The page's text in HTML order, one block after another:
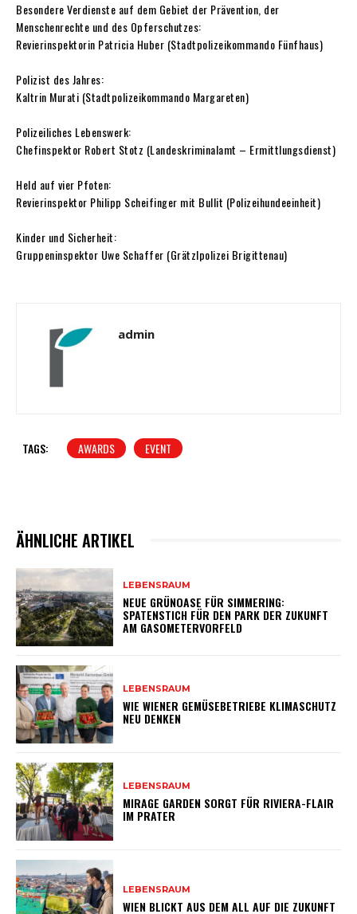
Besondere Verdienste auf dem Gebiet der Prävention, der
Menschenrechte und des Opferschutzes:
Revierinspektorin Patricia Huber (Stadtpolizeikommando Fünfhaus)
Polizist des Jahres:
Kaltrin Murati (Stadtpolizeikommando Margareten)
Polizeiliches Lebenswerk:
Chefinspektor Robert Stotz (Landeskriminalamt – Ermittlungsdienst)
Held auf vier Pfoten:
Revierinspektor Philipp Scheifinger mit Bullit (Polizeihundeeinheit)
Kinder und Sicherheit:
Gruppeninspektor Uwe Schaffer (Grätzlpolizei Brigittenau)
admin
TAGS: AWARDS EVENT
ÄHNLICHE ARTIKEL
LEBENSRAUM
NEUE GRÜNOASE FÜR SIMMERING:
SPATENSTICH FÜR DEN PARK DER ZUKUNFT
AM GASOMETERVORFELD
LEBENSRAUM
WIE WIENER GEMÜSEBETRIEBE KLIMASCHUTZ
NEU DENKEN
LEBENSRAUM
MIRAGE GARDEN SORGT FÜR RIVIERA-FLAIR
IM PRATER
LEBENSRAUM
WIEN BLICKT AUS DEM ALL AUF DIE ZUKUNFT